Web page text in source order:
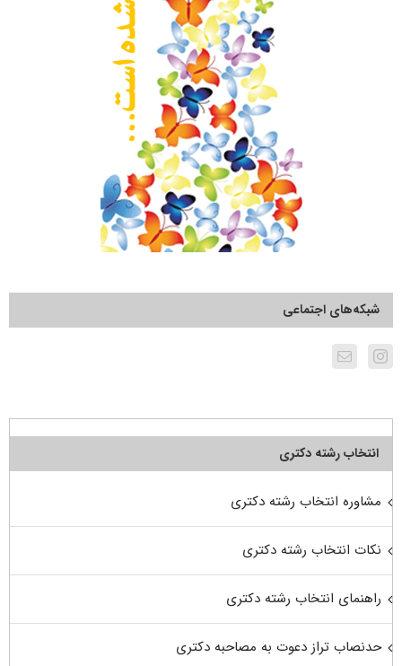
شبکه‌های اجتماعی
انتخاب رشته دکتری
مشاوره انتخاب رشته دکتری
نکات انتخاب رشته دکتری
راهنمای انتخاب رشته دکتری
حدنصاب تراز دعوت به مصاحبه دکتری